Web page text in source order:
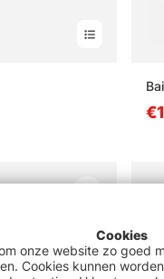
Cookies
onze website zo goed
Cookies kunnen